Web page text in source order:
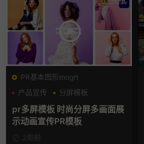
PR基本图形mogrt
产品宣传
分屏模板
品牌宣传
pr多屏模板 时尚分屏多画面展
示动画宣传PR模板
2周前